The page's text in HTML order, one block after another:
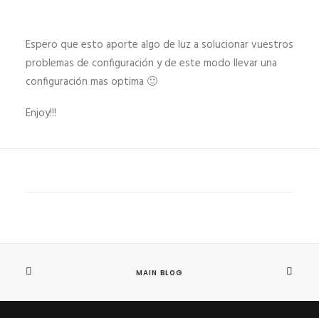
Espero que esto aporte algo de luz a solucionar vuestros
problemas de configuración y de este modo llevar una
configuración mas optima 🙂
Enjoy!!!
MAIN BLOG